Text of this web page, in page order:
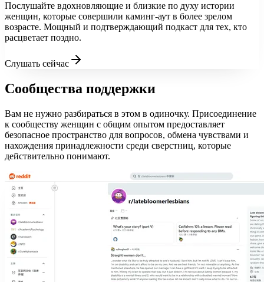
Послушайте вдохновляющие и близкие по духу истории
женщин, которые совершили каминг-аут в более зрелом
возрасте. Мощный и подтверждающий подкаст для тех, кто
расцветает поздно.
Слушать сейчас
Сообщества поддержки
Вам не нужно разбираться в этом в одиночку. Присоединение
к сообществу женщин с общим опытом предоставляет
безопасное пространство для вопросов, обмена чувствами и
нахождения принадлежности среди сверстниц, которые
действительно понимают.